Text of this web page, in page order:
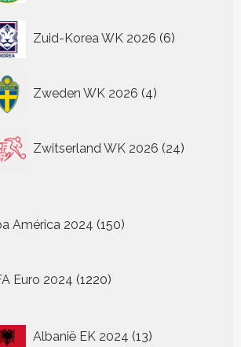
Zuid-Korea WK 2026 6
producten
Zweden WK 2026 4
producten
Zwitserland WK 2026 24
producten
América 2024 150
producten
Euro 2024 1220
producten
Albanië EK 2024 1313